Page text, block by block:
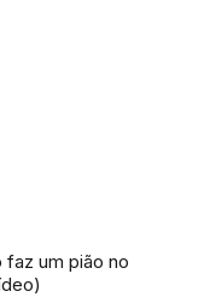
faz um pião no